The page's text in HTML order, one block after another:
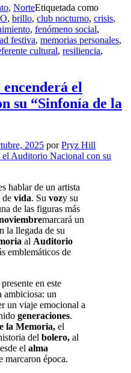
, NorteEtiquetada como
, brillo, club nocturno, crisis,
, fenómeno social,
festiva, memorias personales,
cultural, resiliencia,
el
su “Sinfonía de la
2025 porPryz Hill
hablar de un artista
de vida. Su vozy su
de las figuras más
marcará un
la llegada de su
al Auditorio
emblemáticos de
en este
ambiciosa: un
un viaje emocional a
generaciones.
la Memoria, el
del bolero, al
el alma
marcaron época.